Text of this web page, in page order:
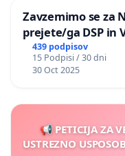
Zavzemimo se za
prejete/ga DSP in
439 podpisov
15 Podpisi / 30 dni
30 Oct 2025
📢 PETICIJA ZA
USTREZNO